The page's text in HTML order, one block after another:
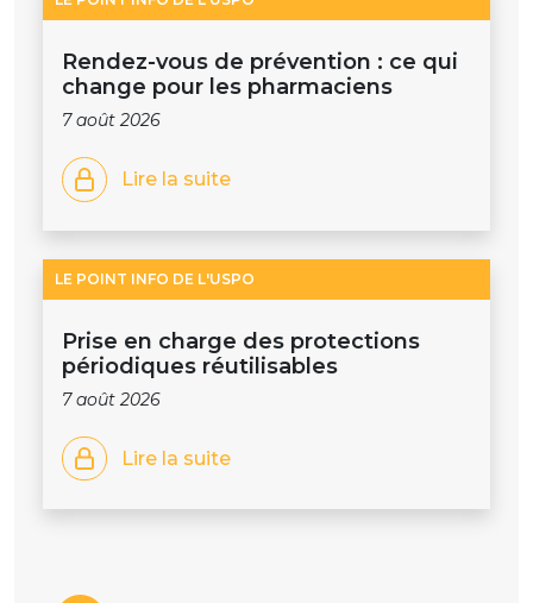
Rendez-vous de prévention : ce qui
change pour les pharmaciens
7 août 2026
Lire la suite
LE POINT INFO DE L'USPO
Prise en charge des protections
périodiques réutilisables
7 août 2026
Lire la suite